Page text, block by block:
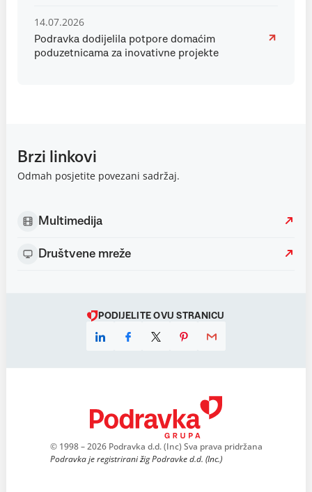
14.07.2026
Podravka dodijelila potpore domaćim
poduzetnicama za inovativne projekte
Brzi linkovi
Odmah posjetite povezani sadržaj.
Multimedija
Društvene mreže
PODIJELITE OVU STRANICU
© 1998 – 2026 Podravka d.d. (Inc) Sva prava pridržana
Podravka je registrirani žig Podravke d.d. (Inc.)